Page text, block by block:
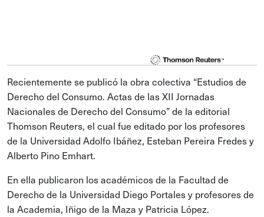
Recientemente se publicó la obra colectiva “Estudios de
Derecho del Consumo. Actas de las XII Jornadas
Nacionales de Derecho del Consumo” de la editorial
Thomson Reuters, el cual fue editado por los profesores
de la Universidad Adolfo Ibáñez, Esteban Pereira Fredes y
Alberto Pino Emhart.
En ella publicaron los académicos de la Facultad de
Derecho de la Universidad Diego Portales y profesores de
la Academia, Iñigo de la Maza y Patricia López.